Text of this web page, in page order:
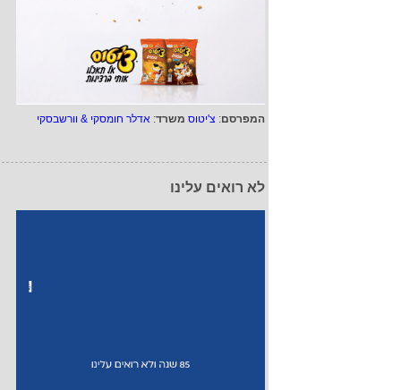
המפרסם: צ'יטוס משרד: אדלר חומסקי & וורשבסקי
לא רואים עלינו